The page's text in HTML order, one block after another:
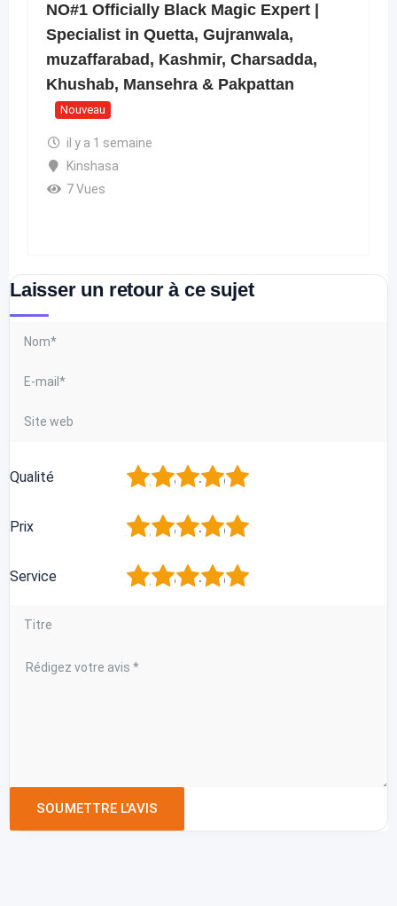
NO#1 Officially Black Magic Expert |
Specialist in Quetta, Gujranwala,
muzaffarabad, Kashmir, Charsadda,
Khushab, Mansehra & Pakpattan
Nouveau
il y a 1 semaine
Kinshasa
7 Vues
Laisser un retour à ce sujet
Qualité 5
4
3
2
Prix 5
4
3
2
Service 5
4
3
2